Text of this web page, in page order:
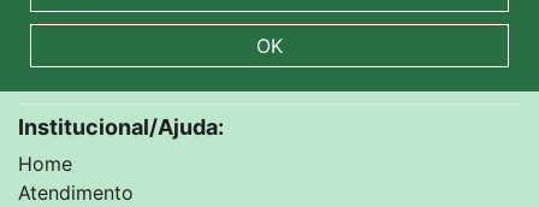
OK
Institucional/Ajuda:
Home
Atendimento